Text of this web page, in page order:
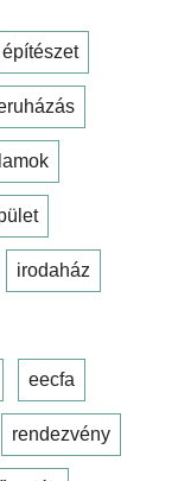
építészet
irodaház
eecfa
rendezvény